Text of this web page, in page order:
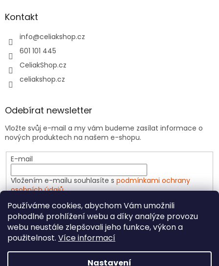
Používáme cookies, abychom Vám umožnili
pohodlné prohlížení webu a díky analýze provozu
webu neustále zlepšovali jeho funkce, výkon a
použitelnost. Více informací
Nastavení
Kontakt
info@celiakshop.cz
601 101 445
CeliakShop.cz
celiakshop.cz
Odebírat newsletter
Vložte svůj e-mail a my vám budeme zasílat informace o
nových produktech na našem e-shopu.
E-mail
Vložením e-mailu souhlasíte s podmínkami ochrany
osobních údajů
PŘIHLÁSIT SE